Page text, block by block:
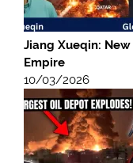
Jiang Xueqin: New
Empire
10/03/2026